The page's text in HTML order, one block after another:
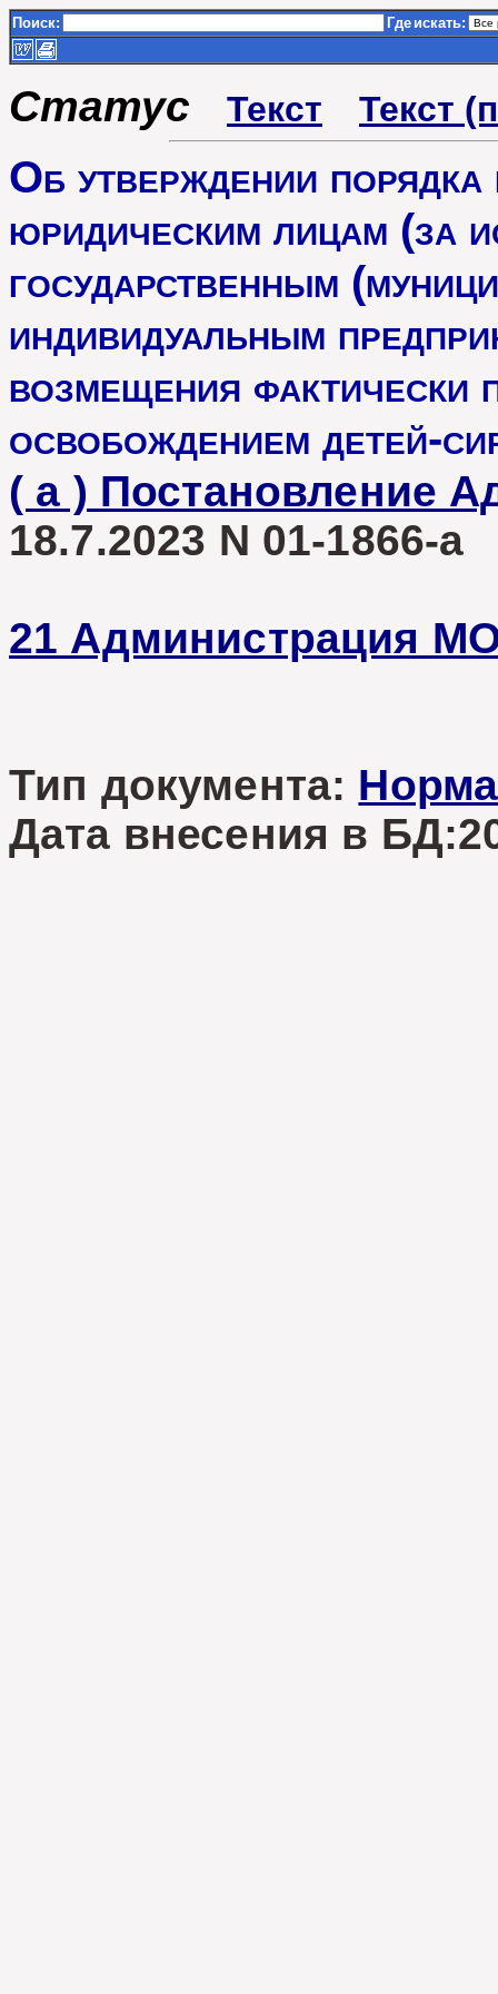
Поиск: Где искать:
Статус Текст Текст
Об утверждении порядка
юридическим лицам (за
государственным
индивидуальным
возмещения фактически
освобождением детей-
( а ) Постановление
18.7.2023 N 01-1866-а
21 Администрация
Тип документа:
Дата внесения в